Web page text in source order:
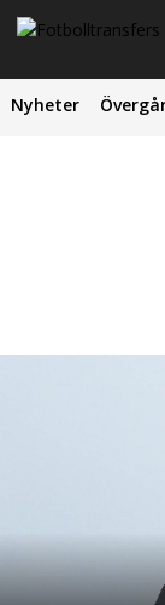
Nyheter